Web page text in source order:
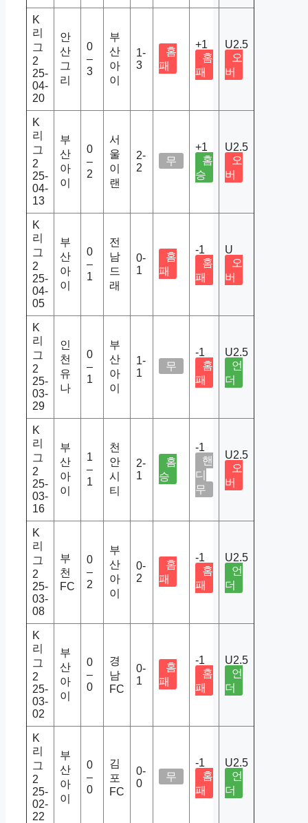
K
리
그
2
25-
04-
20
안
산
그
리
0
–
3
부
산
아
이
1-
3
홈
패
+1
홈
패
U2.5
오
버
K
리
그
2
25-
04-
13
부
산
아
이
0
–
2
서
울
이
랜
2-
2
무
+1
홈
승
U2.5
오
버
K
리
그
2
25-
04-
05
부
산
아
이
0
–
1
전
남
드
래
0-
1
홈
패
-1
홈
패
U
오
버
K
리
그
2
25-
03-
29
인
천
유
나
0
–
1
부
산
아
이
1-
1
무
-1
홈
패
U2.5
언
더
K
리
그
2
25-
03-
16
부
산
아
이
1
–
1
천
안
시
티
2-
1
홈
승
-1
핸
디
무
U2.5
오
버
K
리
그
2
25-
03-
08
부
천
FC
0
–
2
부
산
아
이
0-
2
홈
패
-1
홈
패
U2.5
언
더
K
리
그
2
25-
03-
02
부
산
아
이
0
–
0
경
남
FC
0-
1
홈
패
-1
홈
패
U2.5
언
더
K
리
그
2
25-
02-
22
부
산
아
이
0
–
0
김
포
FC
0-
0
무
-1
홈
패
U2.5
언
더